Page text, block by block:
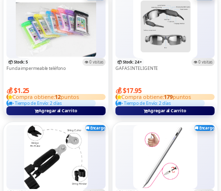
📦 Stock: 5 👁️ 0 visitas
Funda impermeable teléfono
💰 $1.25
Compra obtiene:12puntos
• Tiempo de Envío: 2 días
Agregar al Carrito
📦 Stock: 24+ 👁️ 0 visitas
GAFAS INTELIGENTE
💰 $17.95
Compra obtiene:179puntos
• Tiempo de Envío: 2 días
Agregar al Carrito
🚚 Encargo 🚚 Encargo